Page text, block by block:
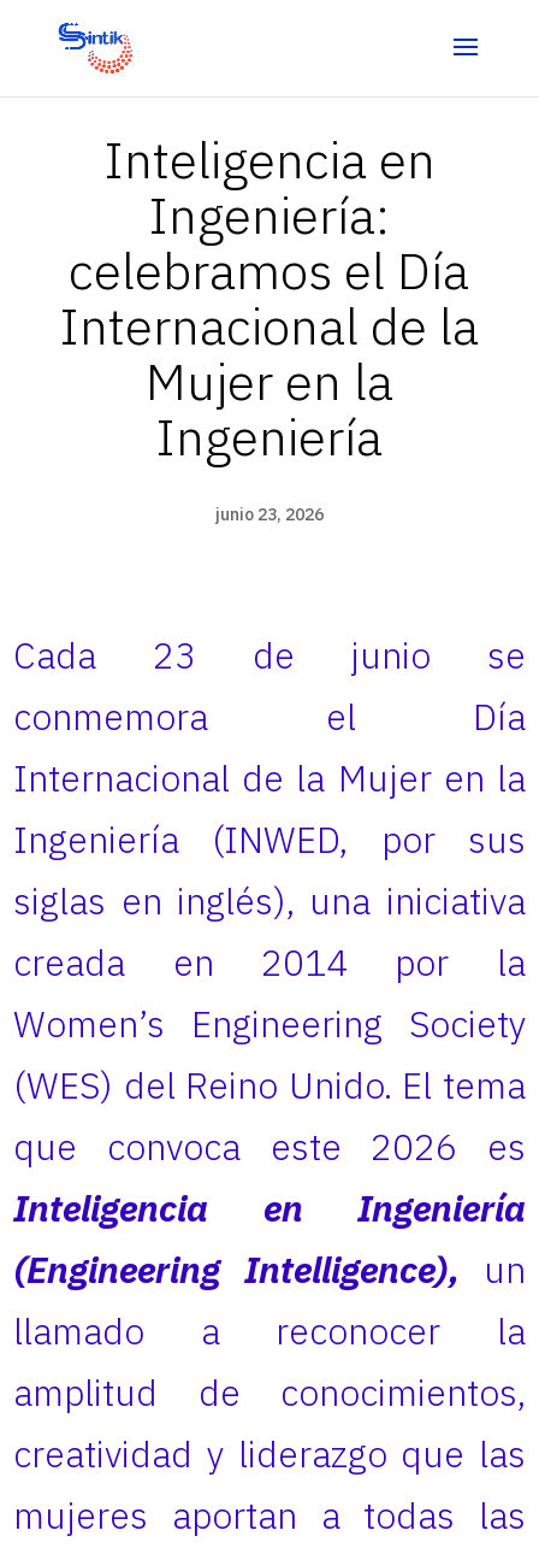
Inteligencia en
Ingeniería:
celebramos el Día
Internacional de la
Mujer en la
Ingeniería
junio 23, 2026
Cada 23 de junio se
conmemora el Día
Internacional de la Mujer en la
Ingeniería (INWED, por sus
siglas en inglés), una iniciativa
creada en 2014 por la
Women’s Engineering Society
(WES) del Reino Unido. El tema
que convoca este 2026 es
Inteligencia en Ingeniería
(Engineering Intelligence), un
llamado a reconocer la
amplitud de conocimientos,
creatividad y liderazgo que las
mujeres aportan a todas las